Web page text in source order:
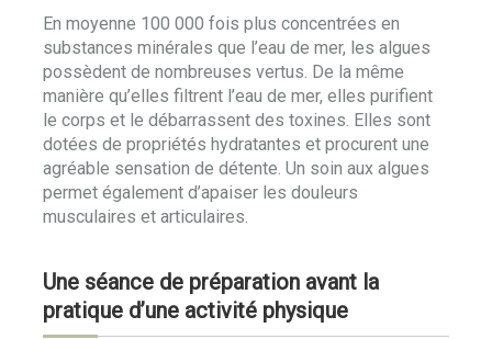
En moyenne 100 000 fois plus concentrées en
substances minérales que l’eau de mer, les algues
possèdent de nombreuses vertus. De la même
manière qu’elles filtrent l’eau de mer, elles purifient
le corps et le débarrassent des toxines. Elles sont
dotées de propriétés hydratantes et procurent une
agréable sensation de détente. Un soin aux algues
permet également d’apaiser les douleurs
musculaires et articulaires.
Une séance de préparation avant la
pratique d’une activité physique